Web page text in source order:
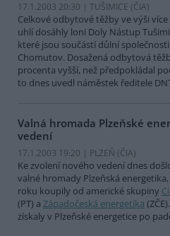
17.1.2003 20:30 | TUŠIMICE (ČIA)
Celkové odbytové těžby ve výši
uhlí dosáhly loni Doly Nástup
které jsou součástí důlní společnosti
Chomutov. Dosažená odbytová
procenta vyšší, než předpokládal
to dnes uvedl náměstek ředitele
Valná hromada Plzeňské
vedení
17.1.2003 19:20 | PLZEŇ (ČIA)
Ke zvolení nového vedení dnes
valné hromady Plzeňská
roku koupily od americké skupiny
(PT) a Západočeská energetika
získaly v Plzeňské energetice po